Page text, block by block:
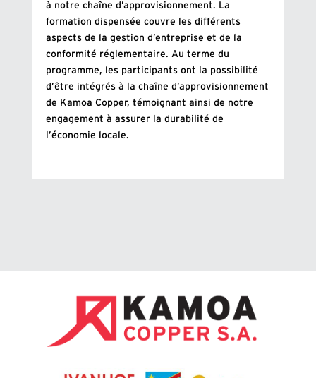
à notre chaîne d’approvisionnement. La
formation dispensée couvre les différents
aspects de la gestion d’entreprise et de la
conformité réglementaire. Au terme du
programme, les participants ont la possibilité
d’être intégrés à la chaîne d’approvisionnement
de Kamoa Copper, témoignant ainsi de notre
engagement à assurer la durabilité de
l’économie locale.